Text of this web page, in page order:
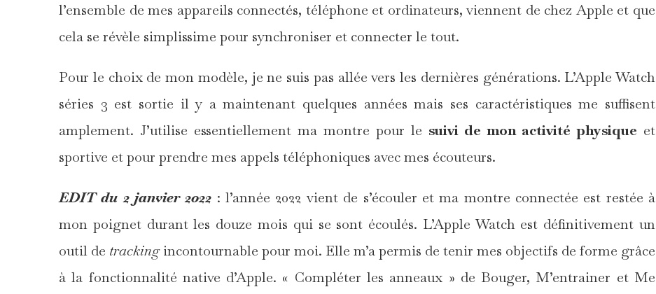
l’ensemble de mes appareils connectés, téléphone et ordinateurs, viennent de chez Apple et que
cela se révèle simplissime pour synchroniser et connecter le tout.
Pour le choix de mon modèle, je ne suis pas allée vers les dernières générations. L’Apple Watch
séries 3 est sortie il y a maintenant quelques années mais ses caractéristiques me suffisent
amplement. J’utilise essentiellement ma montre pour le suivi de mon activité physique et
sportive et pour prendre mes appels téléphoniques avec mes écouteurs.
EDIT du 2 janvier 2022 : l’année 2022 vient de s’écouler et ma montre connectée est restée à
mon poignet durant les douze mois qui se sont écoulés. L’Apple Watch est définitivement un
outil de trackingincontournable pour moi. Elle m’a permis de tenir mes objectifs de forme grâce
à la fonctionnalité native d’Apple. « Compléter les anneaux » de Bouger, M’entrainer et Me